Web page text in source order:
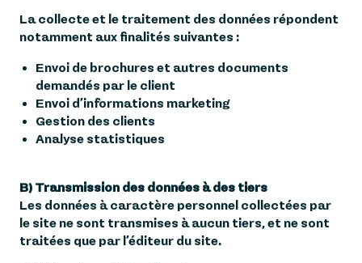
La collecte et le traitement des données répondent
notamment aux finalités suivantes :
Envoi de brochures et autres documents
demandés par le client
Envoi d’informations marketing
Gestion des clients
Analyse statistiques
B) Transmission des données à des tiers
Les données à caractère personnel collectées par
le site ne sont transmises à aucun tiers, et ne sont
traitées que par l’éditeur du site.